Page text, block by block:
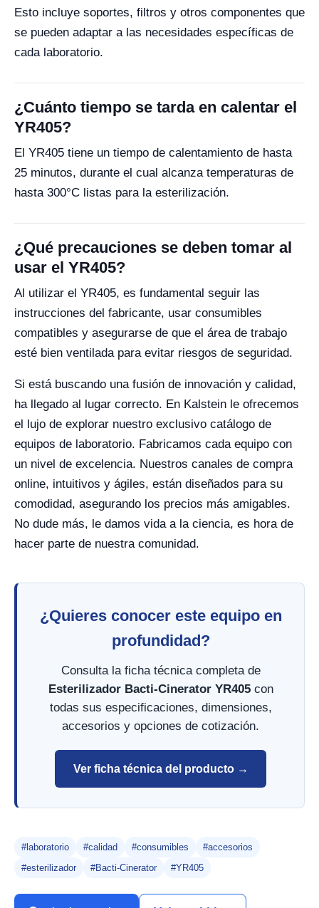
Esto incluye soportes, filtros y otros componentes que
se pueden adaptar a las necesidades específicas de
cada laboratorio.
¿Cuánto tiempo se tarda en calentar el
YR405?
El YR405 tiene un tiempo de calentamiento de hasta
25 minutos, durante el cual alcanza temperaturas de
hasta 300°C listas para la esterilización.
¿Qué precauciones se deben tomar al
usar el YR405?
Al utilizar el YR405, es fundamental seguir las
instrucciones del fabricante, usar consumibles
compatibles y asegurarse de que el área de trabajo
esté bien ventilada para evitar riesgos de seguridad.
Si está buscando una fusión de innovación y calidad,
ha llegado al lugar correcto. En Kalstein le ofrecemos
el lujo de explorar nuestro exclusivo catálogo de
equipos de laboratorio. Fabricamos cada equipo con
un nivel de excelencia. Nuestros canales de compra
online, intuitivos y ágiles, están diseñados para su
comodidad, asegurando los precios más amigables.
No dude más, le damos vida a la ciencia, es hora de
hacer parte de nuestra comunidad.
¿Quieres conocer este equipo en
profundidad?
Consulta la ficha técnica completa de
Esterilizador Bacti-Cinerator YR405con
todas sus especificaciones, dimensiones,
accesorios y opciones de cotización.
Ver ficha técnica del producto →
#laboratorio #calidad #consumibles
#accesorios
#esterilizador
#Bacti-Cinerator #YR405